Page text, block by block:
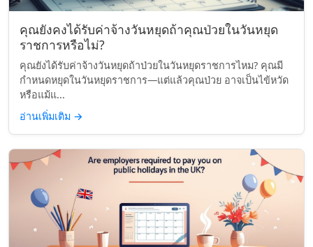
คุณยังคงได้รับค่าจ้างวันหยุดถ้าคุณป่วยในวันหยุด
ราชการหรือไม่?
คุณยังได้รับค่าจ้างวันหยุดถ้าป่วยในวันหยุดราชการไหม? คุณมี
กำหนดหยุดในวันหยุดราชการ—แต่แล้วคุณป่วย อาจเป็นไข้หวัด
หรือแม้แ...
อ่านเพิ่มเติม →